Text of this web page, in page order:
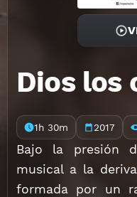
Dios los
1h 30m 2017
Bajo la presión
musical a la
formada por un